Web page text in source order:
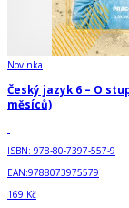
Novinka
Český jazyk 6 – O
měsíců)
ISBN: 978-80-7397-557-9
EAN:9788073975579
169 Kč